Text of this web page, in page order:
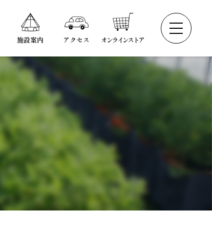
施設案内 アクセス オンラインストア